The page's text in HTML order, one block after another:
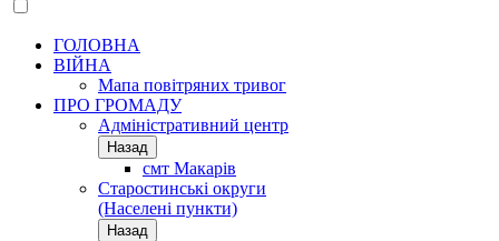
ГОЛОВНА
ВІЙНА
Мапа повітряних тривог
ПРО ГРОМАДУ
Aдміністративний центр
Назад
смт Макарів
Старостинські округи
(Населені пункти)
Назад